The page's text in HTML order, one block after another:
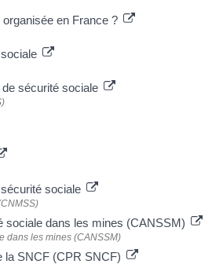
en France ?
sécurité sociale
sociale
sociale dans les mines (CANSSM)
dans les mines (CANSSM)
la SNCF (CPR SNCF)